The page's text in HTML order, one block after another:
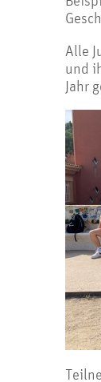
Alle
und
Jahr